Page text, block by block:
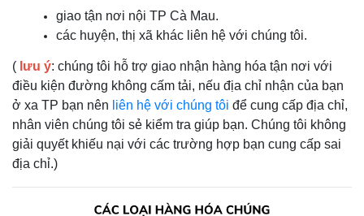
giao tận nơi nội TP Cà Mau.
các huyện, thị xã khác liên hệ với chúng tôi.
( lưu ý: chúng tôi hỗ trợ giao nhận hàng hóa tận nơi với
điều kiện đường không cấm tải, nếu địa chỉ nhận của bạn
ở xa TP bạn nên liên hệ với chúng tôi để cung cấp địa chỉ,
nhân viên chúng tôi sẻ kiểm tra giúp bạn. Chúng tôi không
giải quyết khiếu nại với các trường hợp bạn cung cấp sai
địa chỉ.)
CHÀNH XE VĨNH LONG: GIÁ CƯỚC RẺ, GIAO NHẬN
TRONG NGÀY